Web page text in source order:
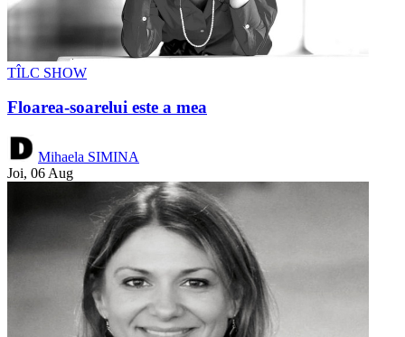
TÎLC SHOW
Floarea-soarelui este a mea
Mihaela SIMINA
Joi, 06 Aug